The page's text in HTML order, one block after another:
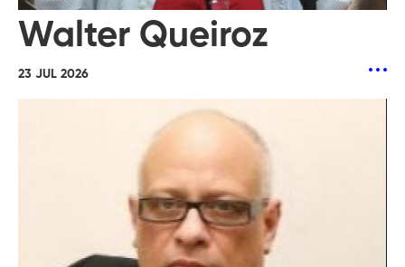
Walter Queiroz
23 JUL 2026